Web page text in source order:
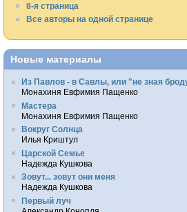
8-я страница
Все авторы на одной странице
Новые материалы
Из Павлов - в Савлы, или "не зная
Монахиня Евфимия Пащенко
Мастера
Монахиня Евфимия Пащенко
Вокруг Солнца
Илья Криштул
Царской Семье
Надежда Кушкова
Зовут... зовут они меня
Надежда Кушкова
Первый луч